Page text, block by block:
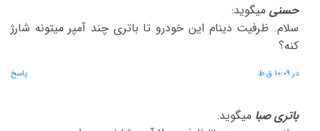
حسنی میگوید:
سلام. ظرفیت دینام این خودرو تا باتری چند آمپر میتونه شارژ
کنه؟
در 10:09 ق.ظ پاسخ
باتری صبا میگوید: